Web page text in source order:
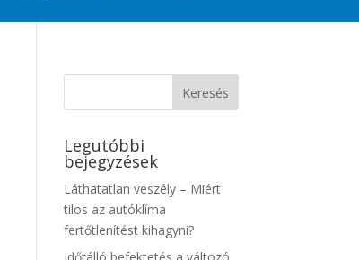
Legutóbbi
bejegyzések
Láthatatlan veszély – Miért
tilos az autóklíma
fertőtlenítést kihagyni?